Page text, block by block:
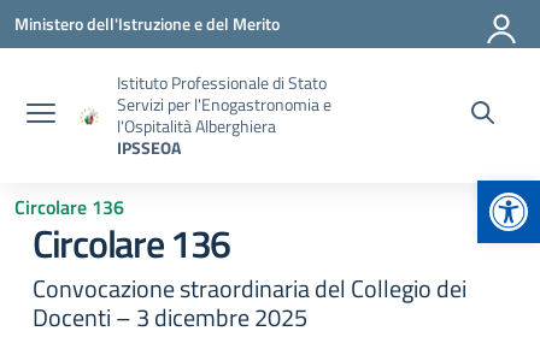
Vai ai contenuti
Vai al menu di navigazione
Vai al footer
Ministero dell'Istruzione e del Merito
Istituto Professionale di Stato
Servizi per l'Enogastronomia e
l'Ospitalità Alberghiera
IPSSEOA
Circolare 136
Circolare 136
Convocazione straordinaria del Collegio dei
Docenti – 3 dicembre 2025